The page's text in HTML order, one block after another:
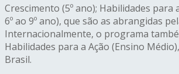
Crescimento (5º ano); Habilidades para
6º ao 9º ano), que são as abrangidas
Internacionalmente, o programa
Habilidades para a Ação (Ensino
Brasil.